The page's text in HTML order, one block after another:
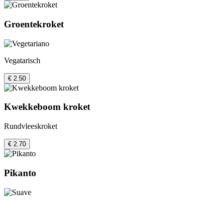
Groentekroket
Vegatarisch
€ 2.50
Kwekkeboom kroket
Rundvleeskroket
€ 2.70
Pikanto